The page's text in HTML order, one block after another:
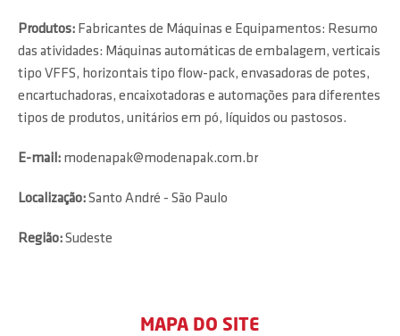
Produtos: Fabricantes de Máquinas e Equipamentos: Resumo
das atividades: Máquinas automáticas de embalagem, verticais
tipo VFFS, horizontais tipo flow-pack, envasadoras de potes,
encartuchadoras, encaixotadoras e automações para diferentes
tipos de produtos, unitários em pó, líquidos ou pastosos.
E-mail: modenapak@modenapak.com.br
Localização:Santo André - São Paulo
Região:Sudeste
MAPA DO SITE